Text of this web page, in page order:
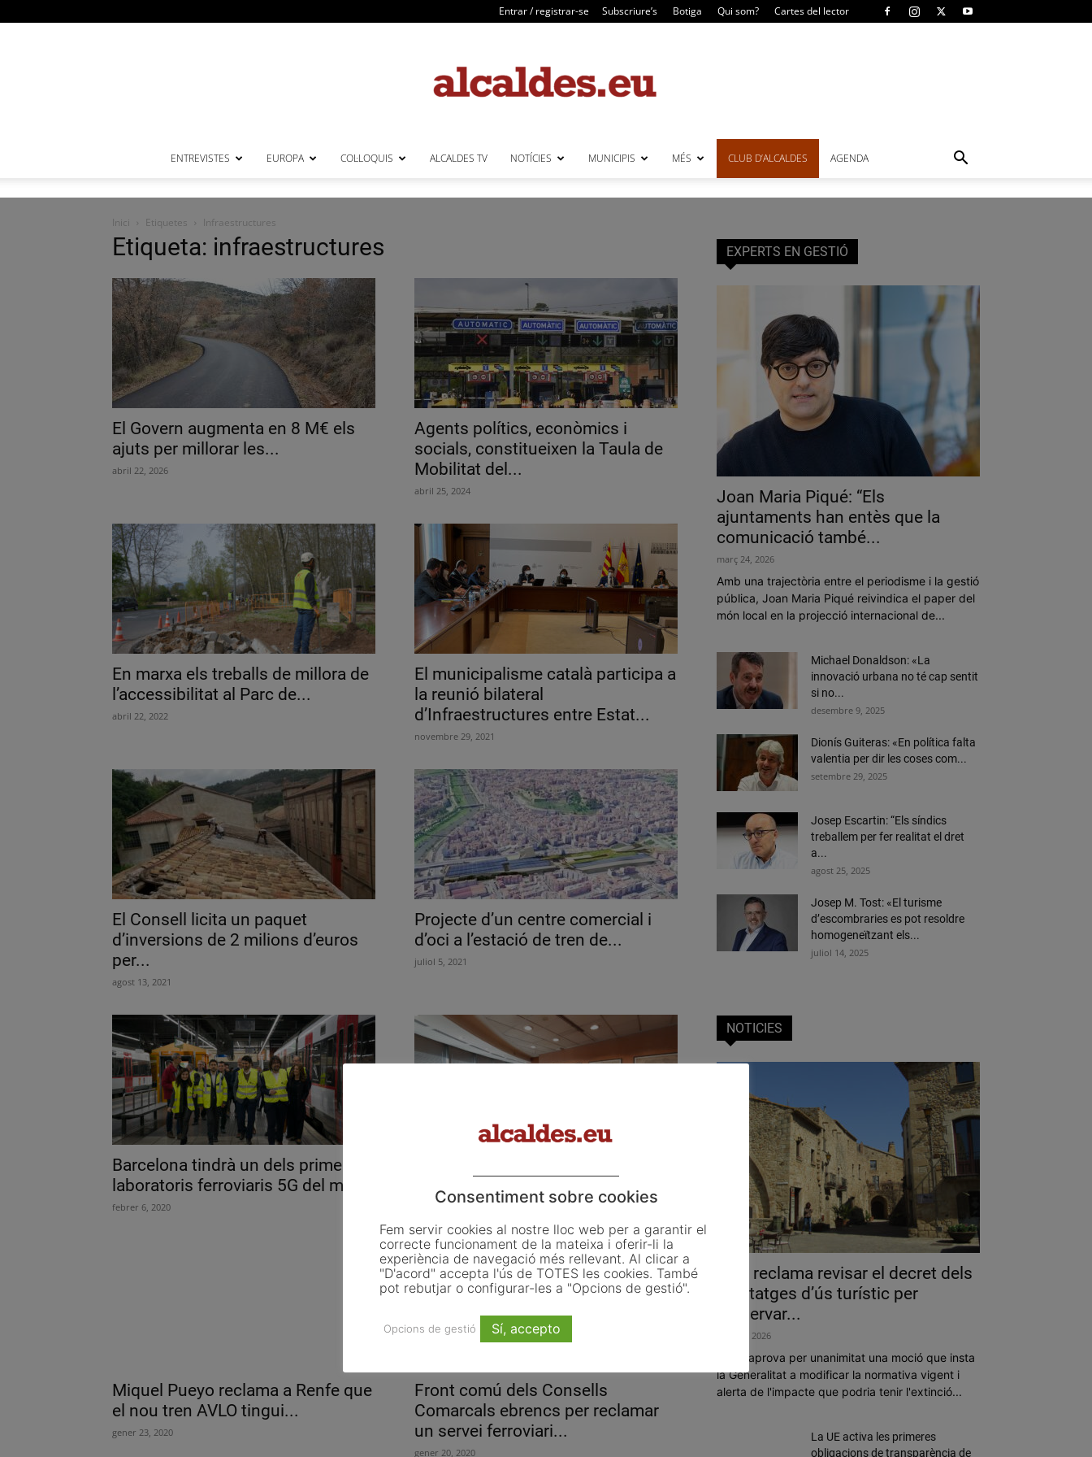
Entrar / registrar-se Subscriure’s Botiga Qui som? Cartes del lector
ENTREVISTES EUROPA COL·LOQUIS ALCALDES TV NOTÍCIES MUNICIPIS MÉS CLUB D’ALCALDES AGENDA
Inici Etiquetes Infraestructures
Etiqueta: infraestructures
El Govern augmenta en 8 M€ els
ajuts per millorar les...
abril 22, 2026
Agents polítics, econòmics i
socials, constitueixen la Taula de
Mobilitat del...
abril 25, 2024
En marxa els treballs de millora de
l’accessibilitat al Parc de...
abril 22, 2022
El municipalisme català participa a
la reunió bilateral
d’Infraestructures entre Estat...
novembre 29, 2021
El Consell licita un paquet
d’inversions de 2 milions d’euros
per...
agost 13, 2021
Projecte d’un centre comercial i
d’oci a l’estació de tren de...
juliol 5, 2021
Barcelona tindrà un dels primers
laboratoris ferroviaris 5G del món
febrer 6, 2020
minuts el trajecte fins a...
gener 27, 2020
Miquel Pueyo reclama a Renfe que
el nou tren AVLO tingui...
gener 23, 2020
Front comú dels Consells
Comarcals ebrencs per reclamar
un servei ferroviari...
gener 20, 2020
EXPERTS EN GESTIÓ
Joan Maria Piqué: “Els
ajuntaments han entès que la
comunicació també...
març 24, 2026
Amb una trajectòria entre el periodisme i la gestió
pública, Joan Maria Piqué reivindica el paper del
món local en la projecció internacional de...
Michael Donaldson: «La
innovació urbana no té cap sentit
si no...
desembre 9, 2025
Dionís Guiteras: «En política falta
valentia per dir les coses com...
setembre 29, 2025
Josep Escartin: “Els síndics
treballem per fer realitat el dret
a...
agost 25, 2025
Josep M. Tost: «El turisme
d’escombraries es pot resoldre
homogeneïtzant els...
juliol 14, 2025
NOTICIES
Pals reclama revisar el decret dels
habitatges d’ús turístic per
preservar...
agost 7, 2026
El Ple aprova per unanimitat una moció que insta
la Generalitat a modificar la normativa vigent i
alerta de l'impacte que podria tenir l'extinció...
La UE activa les primeres
obligacions de transparència de
Consentiment sobre cookies
Fem servir cookies al nostre lloc web per a garantir el
correcte funcionament de la mateixa i oferir-li la
experiència de navegació més rellevant. Al clicar a
"D'acord" accepta l'ús de TOTES les cookies. També
pot rebutjar o configurar-les a "Opcions de gestió".
Opcions de gestió Sí, accepto